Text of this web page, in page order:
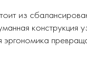
из
конструкция
эргономика